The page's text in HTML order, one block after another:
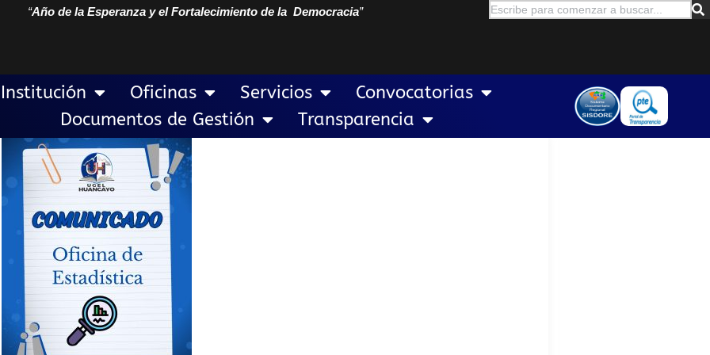
“Año de la Esperanza y el Fortalecimiento de la Democracia”
Institución Oficinas Servicios
Convocatorias
Documentos de Gestión
Transparencia